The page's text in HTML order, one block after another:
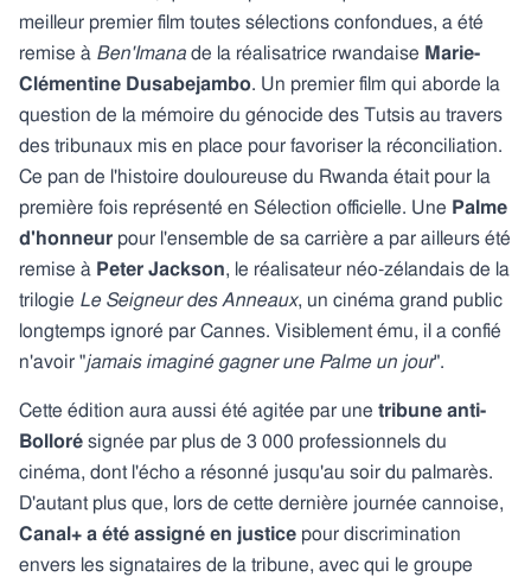
meilleur premier film toutes sélections confondues, a été
remise à Ben'Imana de la réalisatrice rwandaise Marie-
Clémentine Dusabejambo. Un premier film qui aborde la
question de la mémoire du génocide des Tutsis au travers
des tribunaux mis en place pour favoriser la réconciliation.
Ce pan de l'histoire douloureuse du Rwanda était pour la
première fois représenté en Sélection officielle. Une Palme
d'honneur pour l'ensemble de sa carrière a par ailleurs été
remise à Peter Jackson, le réalisateur néo-zélandais de la
trilogie Le Seigneur des Anneaux, un cinéma grand public
longtemps ignoré par Cannes. Visiblement ému, il a confié
n'avoir "jamais imaginé gagner une Palme un jour".
Cette édition aura aussi été agitée par une tribune anti-
Bolloré signée par plus de 3 000 professionnels du
cinéma, dont l'écho a résonné jusqu'au soir du palmarès.
D'autant plus que, lors de cette dernière journée cannoise,
Canal+ a été assigné en justice pour discrimination
envers les signataires de la tribune, avec qui le groupe